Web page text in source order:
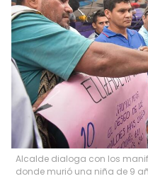
Alcalde dialoga con los
donde murió una niña de 9